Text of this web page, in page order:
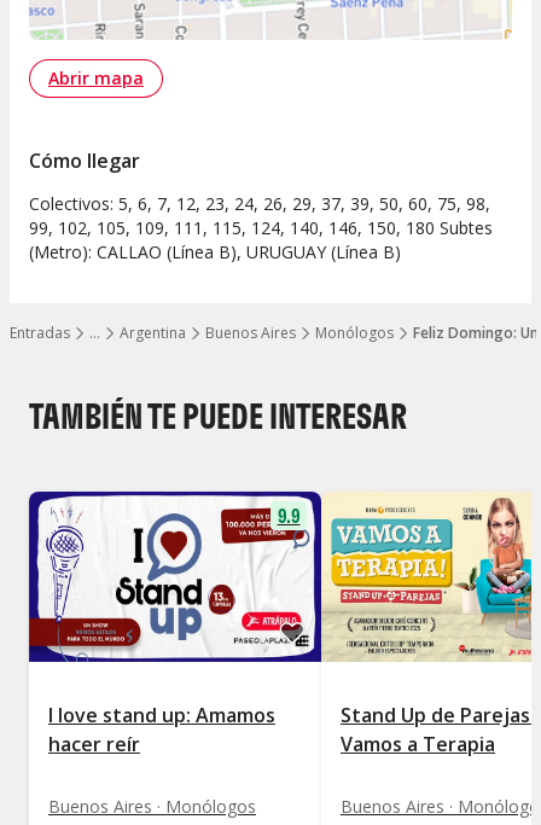
…
Mostrar todos los niveles
Entradas Argentina Buenos Aires Monólogos Feliz Domingo:
Abrir mapa
Cómo llegar
Colectivos: 5, 6, 7, 12, 23, 24, 26, 29, 37, 39, 50, 60, 75, 98,
99, 102, 105, 109, 111, 115, 124, 140, 146, 150, 180 Subtes
(Metro): CALLAO (Línea B), URUGUAY (Línea B)
TAMBIÉN TE PUEDE INTERESAR
9.9
I love stand up: Amamos
hacer reír
Buenos Aires · Monólogos
Stand Up de Parejas -
Vamos a Terapia
Buenos Aires ·